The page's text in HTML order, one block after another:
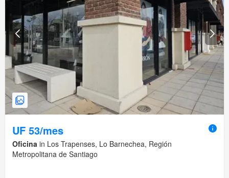
UF 53/mes
Oficina in Los Trapenses, Lo Barnechea, Región
Metropolitana de Santiago